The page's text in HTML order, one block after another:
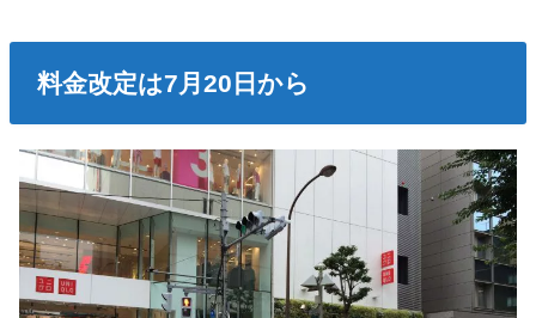
料金改定は7月20日から